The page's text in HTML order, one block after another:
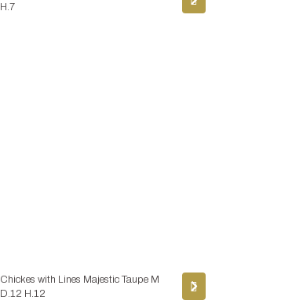
H.7
Chickes with Lines Majestic Taupe M
D.12 H.12